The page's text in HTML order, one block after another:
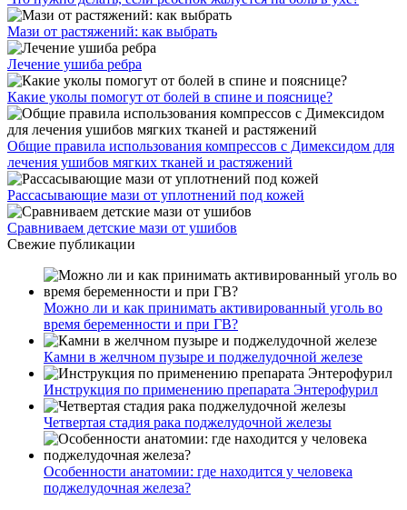
Мази от растяжений: как выбрать
Лечение ушиба ребра
Какие уколы помогут от болей в спине и пояснице?
Общие правила использования компрессов с Димексидом для
лечения ушибов мягких тканей и растяжений
Рассасывающие мази от уплотнений под кожей
Сравниваем детские мази от ушибов
Свежие публикации
Можно ли и как принимать активированный уголь во
время беременности и при ГВ?
Камни в желчном пузыре и поджелудочной железе
Инструкция по применению препарата Энтерофурил
Четвертая стадия рака поджелудочной железы
Особенности анатомии: где находится у человека
поджелудочная железа?